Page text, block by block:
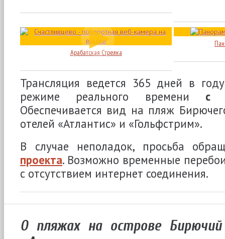
Арабатская Стрелка
Трансляция ведется 365 дней в
режиме реального времени с
Обеспечивается вид на пляж
отелей «Атлантис» и «Гольфстрим».
В случае неполадок, просьба
проекта. Возможно временные
с отсутствием интернет соединения.
О пляжах на острове